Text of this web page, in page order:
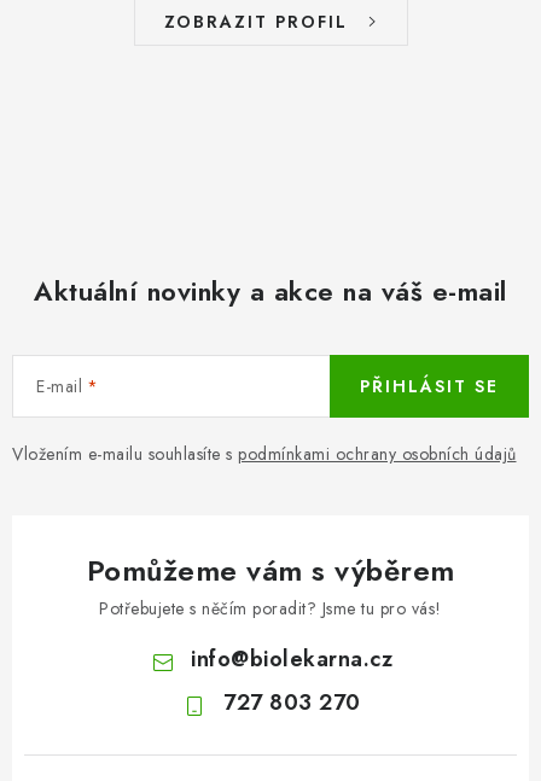
ZOBRAZIT PROFIL
Aktuální novinky a akce na váš e-mail
E-mail
Vložením e-mailu souhlasíte s podmínkami ochrany osobních údajů
PŘIHLÁSIT SE
Pomůžeme vám s výběrem
Potřebujete s něčím poradit? Jsme tu pro vás!
info@biolekarna.cz
727 803 270